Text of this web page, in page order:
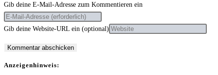
Gib deine E-Mail-Adresse zum Kommentieren ein
Gib deine Website-URL ein (optional)
Anzei­gen­hin­weis: